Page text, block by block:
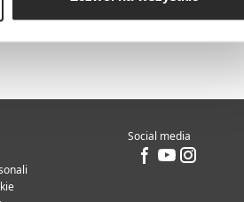
Social media